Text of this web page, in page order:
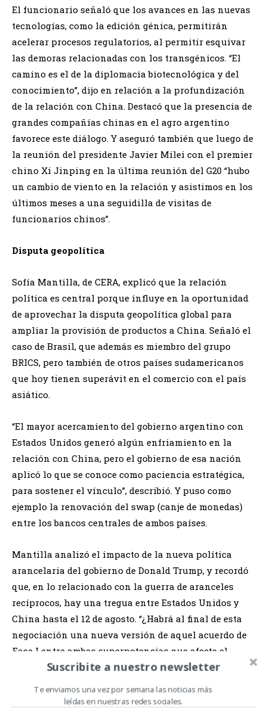
El funcionario señaló que los avances en las nuevas
tecnologías, como la edición génica, permitirán
acelerar procesos regulatorios, al permitir esquivar
las demoras relacionadas con los transgénicos. “El
camino es el de la diplomacia biotecnológica y del
conocimiento”, dijo en relación a la profundización
de la relación con China. Destacó que la presencia de
grandes compañías chinas en el agro argentino
favorece este diálogo. Y aseguró también que luego de
la reunión del presidente Javier Milei con el premier
chino Xi Jinping en la última reunión del G20 “hubo
un cambio de viento en la relación y asistimos en los
últimos meses a una seguidilla de visitas de
funcionarios chinos”.
Disputa geopolítica
Sofía Mantilla, de CERA, explicó que la relación
política es central porque influye en la oportunidad
de aprovechar la disputa geopolítica global para
ampliar la provisión de productos a China. Señaló el
caso de Brasil, que además es miembro del grupo
BRICS, pero también de otros países sudamericanos
que hoy tienen superávit en el comercio con el país
asiático.
“El mayor acercamiento del gobierno argentino con
Estados Unidos generó algún enfriamiento en la
relación con China, pero el gobierno de esa nación
aplicó lo que se conoce como paciencia estratégica,
para sostener el vínculo”, describió. Y puso como
ejemplo la renovación del swap (canje de monedas)
entre los bancos centrales de ambos países.
Mantilla analizó el impacto de la nueva política
arancelaria del gobierno de Donald Trump, y recordó
que, en lo relacionado con la guerra de aranceles
recíprocos, hay una tregua entre Estados Unidos y
China hasta el 12 de agosto. “¿Habrá al final de esta
negociación una nueva versión de aquel acuerdo de
Fase I entre ambas superpotencias que afecte el
ingreso de productos argentinos al mercado
“incertidumbre” es la palabra clave para explicar el
Suscribite a nuestro newsletter
Te enviamos una vez por semana las noticias más
leídas en nuestras redes sociales.